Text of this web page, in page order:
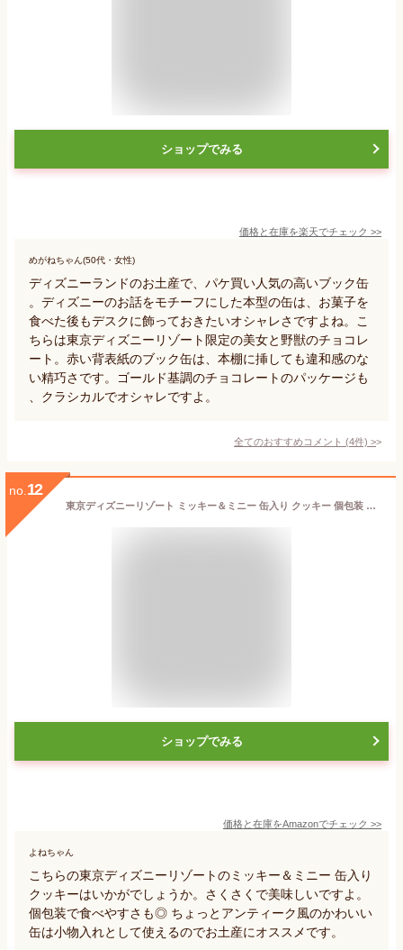
ショップでみる
価格と在庫を楽天でチェック >>
めがねちゃん(50代・女性)
ディズニーランドのお土産で、パケ買い人気の高いブック缶
。ディズニーのお話をモチーフにした本型の缶は、お菓子を
食べた後もデスクに飾っておきたいオシャレさですよね。こ
ちらは東京ディズニーリゾート限定の美女と野獣のチョコレ
ート。赤い背表紙のブック缶は、本棚に挿しても違和感のな
い精巧さです。ゴールド基調のチョコレートのパッケージも
、クラシカルでオシャレですよ。
全てのおすすめコメント (4件) >
no. 12
東京ディズニーリゾート ミッキー＆ミニー 缶入り クッキー 個包装 お土産 お菓子
ショップでみる
価格と在庫をAmazonでチェック >>
よねちゃん
こちらの東京ディズニーリゾートのミッキー＆ミニー 缶入り
クッキーはいかがでしょうか。さくさくで美味しいですよ。
個包装で食べやすさも◎ ちょっとアンティーク風のかわいい
缶は小物入れとして使えるのでお土産にオススメです。